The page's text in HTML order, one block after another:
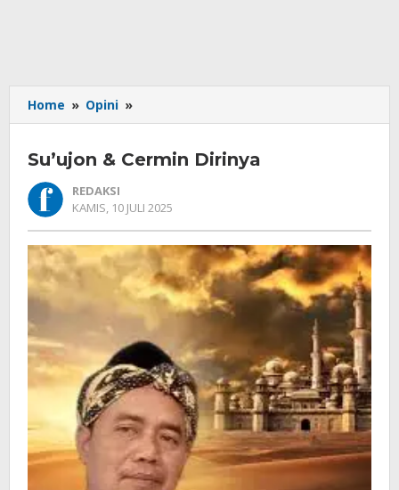
Home » Opini »
&
Dirinya
Su’ujon & Cermin Dirinya
REDAKSI
KAMIS, 10 JULI 2025